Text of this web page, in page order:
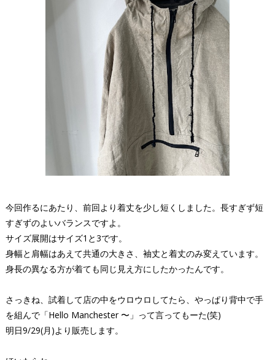
今回作るにあたり、前回より着丈を少し短くしました。長すぎず短
すぎずのよいバランスですよ。
サイズ展開はサイズ1と3です。
身幅と肩幅はあえて共通の大きさ、袖丈と着丈のみ変えています。
身長の異なる方が着ても同じ見え方にしたかったんです。
さっきね、試着して店の中をウロウロしてたら、やっぱり背中で手
を組んで「Hello Manchester 〜」って言ってもーた(笑)
明日9/29(月)より販売します。